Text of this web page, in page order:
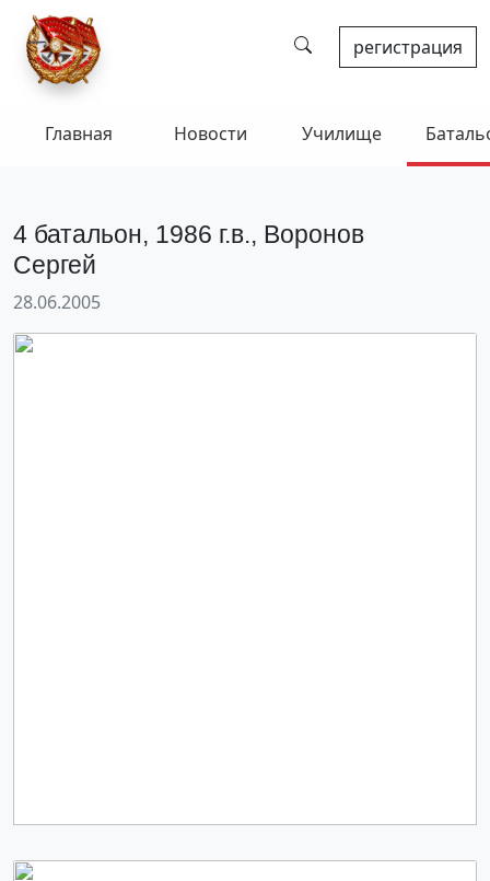
регистрация
Главная Новости Училище
4 батальон, 1986 г.в., Воронов
Сергей
28.06.2005